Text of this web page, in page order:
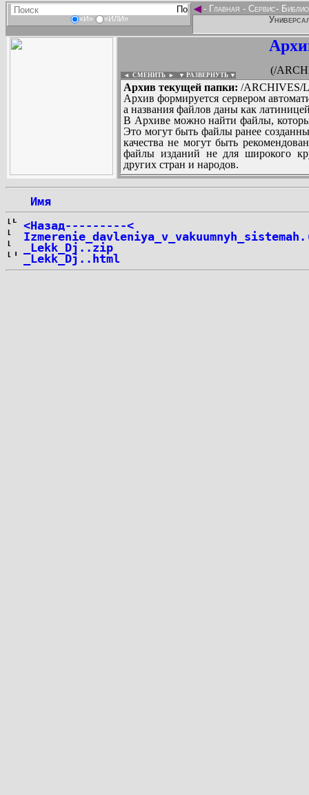
«И» «ИЛИ»
◄- Главная - Сервис-
(/
◄ СМЕНИТЬ ► ▼ РАЗВЕРНУТЬ ▼
Архив текущей папки: /ARCHIVES/
Архив формируется сервером
а названия файлов даны как
В Архиве можно найти файлы,
Это могут быть файлы ранее
качества не могут быть
файлы изданий не для широкого
других стран и народов.
Имя
<Назад---------<
_Lekk_Dj..zip
_Lekk_Dj..html